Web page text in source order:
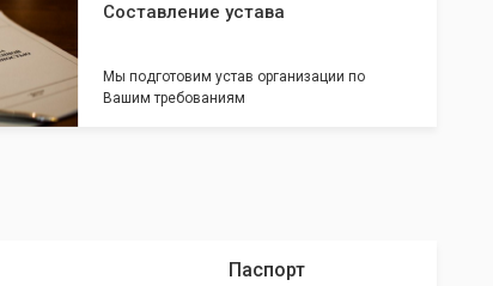
Составление устава
Мы подготовим устав организации по
Вашим требованиям
Паспорт